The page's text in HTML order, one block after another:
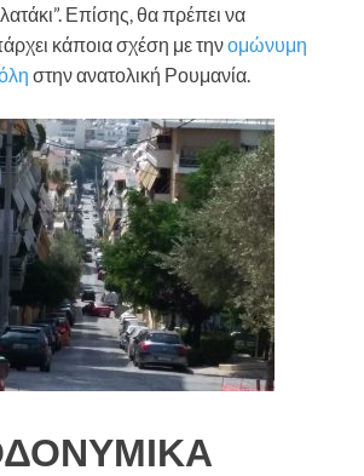
Επίσης, θα πρέπει να
κάποια σχέση με τηνομώνυμη
στην ανατολική Ρουμανία.